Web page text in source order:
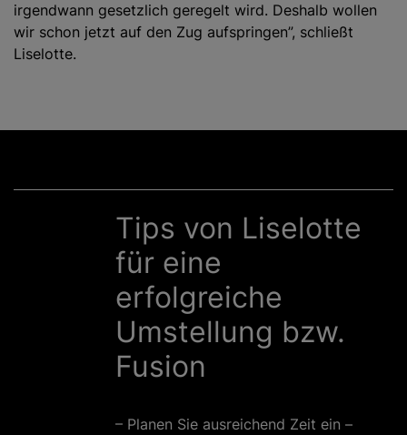
irgendwann gesetzlich geregelt wird. Deshalb wollen
wir schon jetzt auf den Zug aufspringen”, schließt
Liselotte.
Tips von Liselotte
für eine
erfolgreiche
Umstellung bzw.
Fusion
– Planen Sie ausreichend Zeit ein –